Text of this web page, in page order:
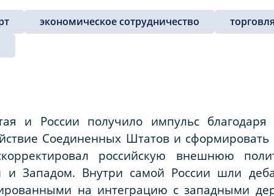
экономическое сотрудничество
и России получило импульс
Соединенных Штатов и
российскую внешнюю
и Западом. Внутри самой России шли
на интеграцию с западными